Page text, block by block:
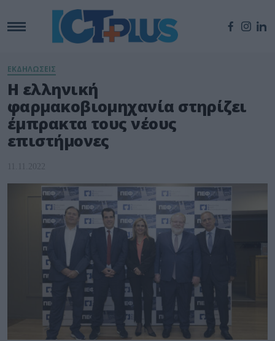
ΕΚΔΗΛΩΣΕΙΣ
Η ελληνική
φαρμακοβιομηχανία στηρίζει
έμπρακτα τους νέους
επιστήμoνες
11.11.2022